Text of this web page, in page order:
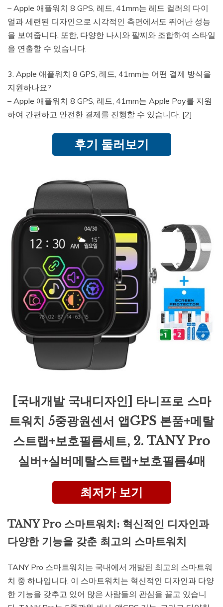
– Apple 애플워치 8 GPS, 레드, 41mm는 레드 컬러의 다이
얼과 세련된 디자인으로 시각적인 측면에서도 뛰어난 성능
을 보여줍니다. 또한, 다양한 나시와 팔찌와 조합하여 스타일
을 연출할 수 있습니다.
3. Apple 애플워치 8 GPS, 레드, 41mm는 어떤 결제 방식을
지원하나요?
– Apple 애플워치 8 GPS, 레드, 41mm는 Apple Pay를 지원
하여 간편하고 안전한 결제를 진행할 수 있습니다. [2]
후기 둘러보기
[국내개발 국내디자인] 타니프로 스마
트워치 5중광원센서 앱GPS 본품+메탈
스트랩+보호필름세트, 2. TANY Pro
실버+실버메탈스트랩+보호필름4매
최저가 보기
TANY Pro 스마트워치: 혁신적인 디자인과
다양한 기능을 갖춘 최고의 스마트워치
TANY Pro 스마트워치는 국내에서 개발된 최고의 스마트워
치 중 하나입니다. 이 스마트워치는 혁신적인 디자인과 다양
한 기능을 갖추고 있어 많은 사람들의 관심을 끌고 있습니